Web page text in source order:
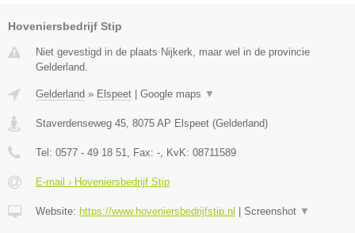
Hoveniersbedrijf Stip
Niet gevestigd in de plaats Nijkerk, maar wel in de provincie
Gelderland.
Gelderland » Elspeet Google maps ▼
Staverdenseweg 45, 8075 AP Elspeet (Gelderland)
Tel: 0577 - 49 18 51, Fax: -, KvK: 08711589
E-mail › Hoveniersbedrijf Stip
Website: https://www.hoveniersbedrijfstip.nl Screenshot ▼